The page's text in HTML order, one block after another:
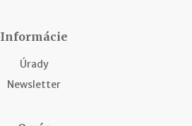
Informácie
Úrady
Newsletter